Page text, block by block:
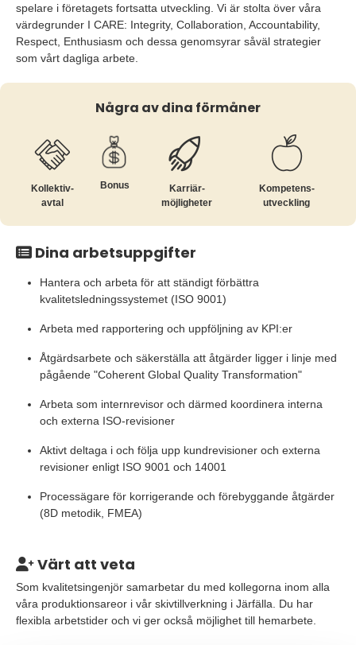
spelare i företagets fortsatta utveckling. Vi är stolta över våra
värdegrunder I CARE: Integrity, Collaboration, Accountability,
Respect, Enthusiasm och dessa genomsyrar såväl strategier
som vårt dagliga arbete.
Några av dina förmåner
Kollektiv­
avtal
Bonus
Karriär­
möjligheter
Kompetens­
utveckling
Dina arbetsuppgifter
Hantera och arbeta för att ständigt förbättra
kvalitetsledningssystemet (ISO 9001)
Arbeta med rapportering och uppföljning av KPI:er
Åtgärdsarbete och säkerställa att åtgärder ligger i linje med
pågående "Coherent Global Quality Transformation"
Arbeta som internrevisor och därmed koordinera interna
och externa ISO-revisioner
Aktivt deltaga i och följa upp kundrevisioner och externa
revisioner enligt ISO 9001 och 14001
Processägare för korrigerande och förebyggande åtgärder
(8D metodik, FMEA)
Värt att veta
Som kvalitetsingenjör samarbetar du med kollegorna inom alla
våra produktionsareor i vår skivtillverkning i Järfälla. Du har
flexibla arbetstider och vi ger också möjlighet till hemarbete.